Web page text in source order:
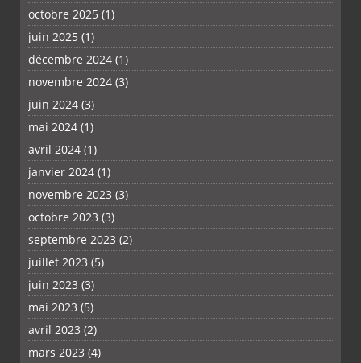
PLUS
octobre 2025 (1)
juin 2025 (1)
décembre 2024 (1)
novembre 2024 (3)
juin 2024 (3)
mai 2024 (1)
avril 2024 (1)
janvier 2024 (1)
novembre 2023 (3)
octobre 2023 (3)
septembre 2023 (2)
juillet 2023 (5)
juin 2023 (3)
mai 2023 (5)
avril 2023 (2)
mars 2023 (4)